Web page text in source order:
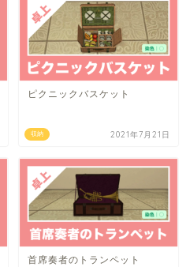
収納
ピクニックバスケット
2021年7月21日
首席奏者のトランペット